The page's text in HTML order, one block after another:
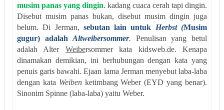
musim panas yang dingin. kadang cuaca cerah tapi dingin.
Disebut musim panas bukan, disebut musim dingin juga
belum. Di Jerman, sebutan lain untuk Herbst (Musim
gugur) adalahAltweibersommer. Penulisan yang betul
adalah Alter Weibersommer kata kidsweb.de. Kenapa
dinamakan demikian, ini berhubungan dengan kata yang
penuis garis bawahi. Ejaan lama Jerman menyebut laba-laba
dengan kata Weiben ketimbang Weber (EYD yang benar).
Sinonim Spinne (laba-laba) yaitu Weber.